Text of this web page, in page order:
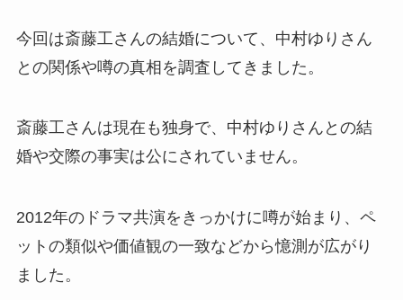
今回は斎藤工さんの結婚について、中村ゆりさん
との関係や噂の真相を調査してきました。
斎藤工さんは現在も独身で、中村ゆりさんとの結
婚や交際の事実は公にされていません。
2012年のドラマ共演をきっかけに噂が始まり、ペ
ットの類似や価値観の一致などから憶測が広がり
ました。